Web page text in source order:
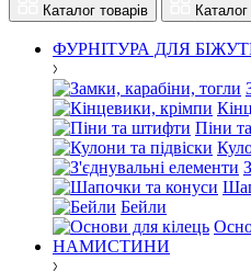
Каталог товарів Каталог
ФУРНІТУРА ДЛЯ
Піни
Бейли
НАМИСТИНИ